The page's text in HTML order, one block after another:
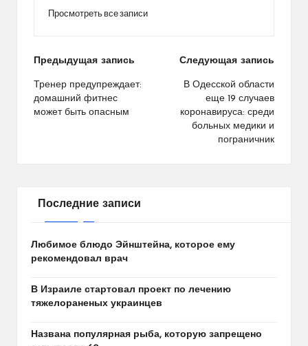
Просмотреть все записи
Навигация
по
записям
Предыдущая запись
Тренер предупреждает:
домашний фитнес
может быть опасным
Следующая запись
В Одесской области
еще 19 случаев
коронавируса: среди
больных медики и
пограничник
Последние записи
Любимое блюдо Эйнштейна, которое ему
рекомендовал врач
В Израиле стартовал проект по лечению
тяжелораненых украинцев
Названа популярная рыба, которую запрещено